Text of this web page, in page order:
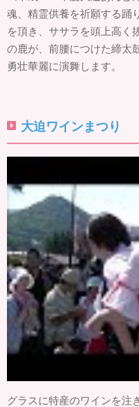
魂、精霊供養を祈願する踊
を頂き、ササラを頭上高く
の鹿が、前腰につけた締太
勇壮華麗に演舞します。
大迫ワインまつり
グラスに特産のワインを注